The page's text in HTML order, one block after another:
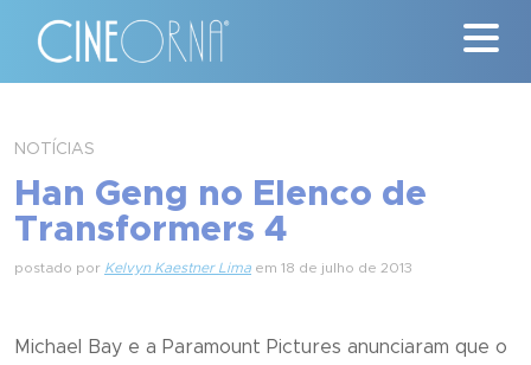
News
#ClássicosCineOrna
NOTÍCIAS
Han Geng no Elenco de
Transformers 4
postado por Kelvyn Kaestner Lima em 18 de julho de 2013
Michael Bay e a Paramount Pictures anunciaram que o